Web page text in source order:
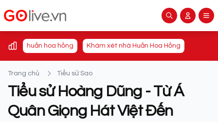
huấn hoa hồng Khám xét nhà Huấn Hoa Hồng
Trang chủ Tiểu sử Sao
Tiểu sử Hoàng Dũng - Từ Á
Quân Giọng Hát Việt Đến